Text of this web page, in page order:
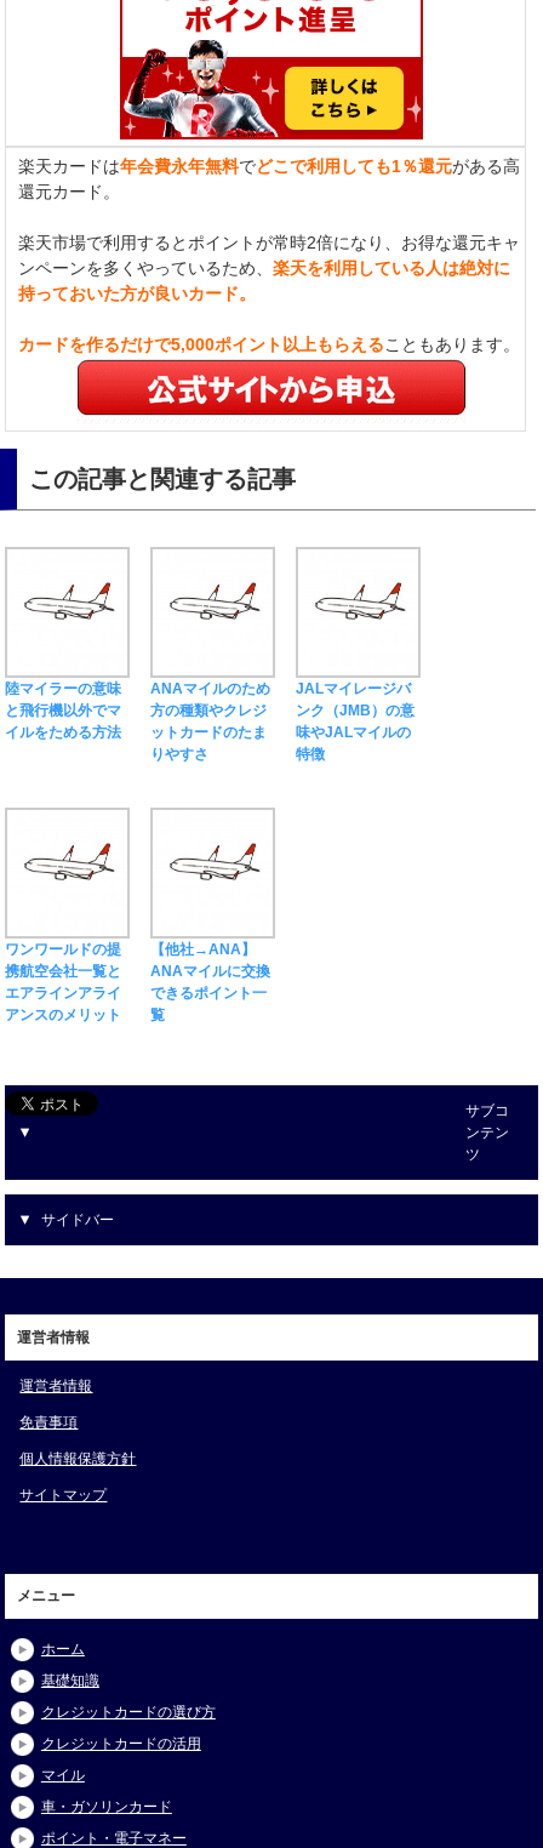
楽天カードは年会費永年無料でどこで利用しても1％還元がある高
還元カード。
楽天市場で利用するとポイントが常時2倍になり、お得な還元キャ
ンペーンを多くやっているため、楽天を利用している人は絶対に
持っておいた方が良いカード。
カードを作るだけで5,000ポイント以上もらえることもあります。
この記事と関連する記事
陸マイラーの意味
と飛行機以外でマ
イルをためる方法
ANAマイルのため
方の種類やクレジ
ットカードのたま
りやすさ
JALマイレージバ
ンク（JMB）の意
味やJALマイルの
特徴
ワンワールドの提
携航空会社一覧と
エアラインアライ
アンスのメリット
【他社→ANA】
ANAマイルに交換
できるポイント一
覧
サブコ
ンテン
ツ
サイドバー
運営者情報
運営者情報
免責事項
個人情報保護方針
サイトマップ
メニュー
ホーム
基礎知識
クレジットカードの選び方
クレジットカードの活用
マイル
車・ガソリンカード
ポイント・電子マネー